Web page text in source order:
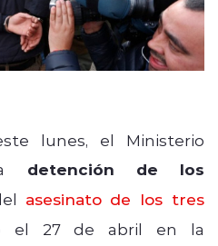
lunes, el Ministerio
detención de los
asesinato de los tres
el 27 de abril en la